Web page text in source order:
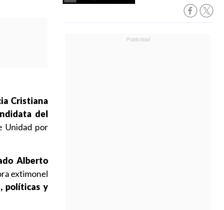
Cristiana
del
Unidad por
Alberto
extimonel
políticas y